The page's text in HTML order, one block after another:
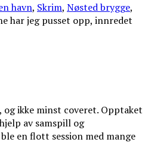
havn, Skrim, Nøsted brygge,
har jeg pusset opp, innredet
og ikke minst coveret. Opptaket
av samspill og
en flott session med mange